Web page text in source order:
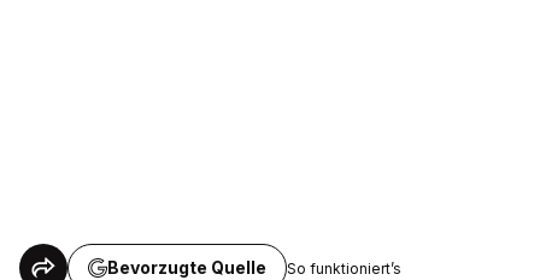
Bevorzugte Quelle So funktioniert’s